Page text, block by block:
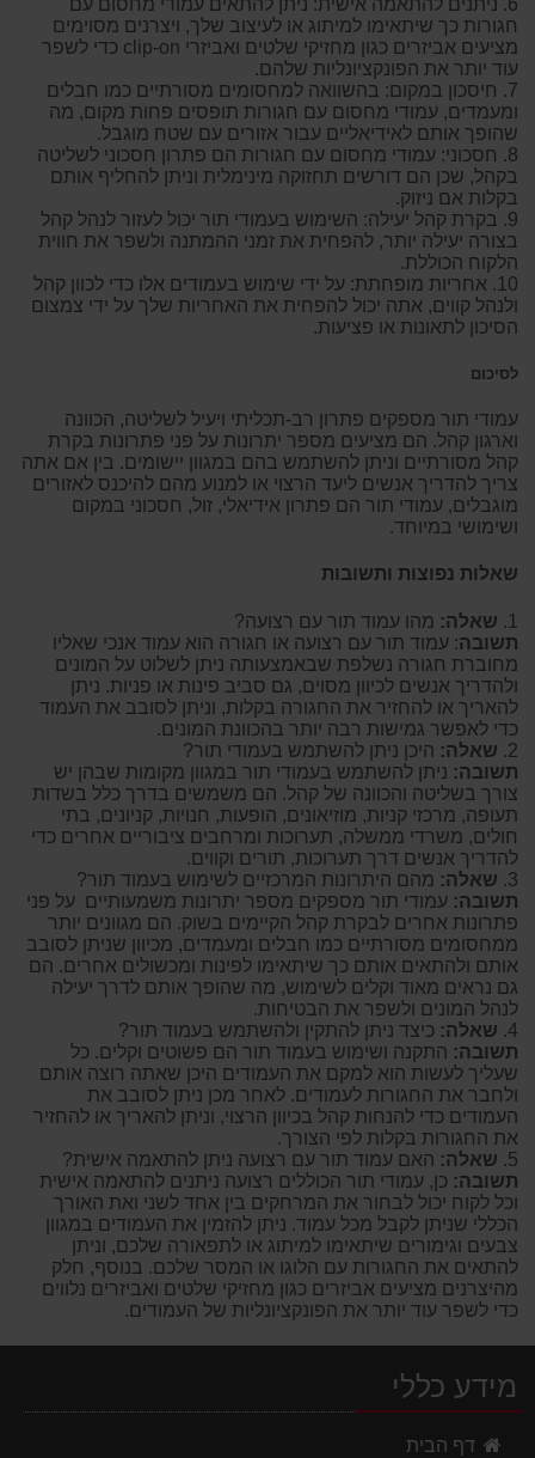
חגורות כך שיתאימו למיתוג או לעיצוב שלך, ויצרנים מסוימים
מציעים אביזרים כגון מחזיקי שלטים ואביזרי clip-on כדי לשפר
עוד יותר את הפונקציונליות שלהם.
7. חיסכון במקום: בהשוואה למחסומים מסורתיים כמו חבלים
ומעמדים, עמודי מחסום עם חגורות תופסים פחות מקום, מה
שהופך אותם לאידיאליים עבור אזורים עם שטח מוגבל.
8. חסכוני: עמודי מחסום עם חגורות הם פתרון חסכוני לשליטה
בקהל, שכן הם דורשים תחזוקה מינימלית וניתן להחליף אותם
בקלות אם ניזוק.
9. בקרת קהל יעילה: השימוש בעמודי תור יכול לעזור לנהל קהל
בצורה יעילה יותר, להפחית את זמני ההמתנה ולשפר את חווית
הלקוח הכוללת.
10. אחריות מופחתת: על ידי שימוש בעמודים אלו כדי לכוון קהל
ולנהל קווים, אתה יכול להפחית את האחריות שלך על ידי צמצום
הסיכון לתאונות או פציעות.
לסיכום
עמודי תור מספקים פתרון רב-תכליתי ויעיל לשליטה, הכוונה
וארגון קהל. הם מציעים מספר יתרונות על פני פתרונות בקרת
קהל מסורתיים וניתן להשתמש בהם במגוון יישומים. בין אם אתה
צריך להדריך אנשים ליעד הרצוי או למנוע מהם להיכנס לאזורים
מוגבלים, עמודי תור הם פתרון אידיאלי, זול, חסכוני במקום
ושימושי במיוחד.
שאלות נפוצות ותשובות
1. שאלה: מהו עמוד תור עם רצועה?
תשובה: עמוד תור עם רצועה או חגורה הוא עמוד אנכי שאליו
מחוברת חגורה נשלפת שבאמצעותה ניתן לשלוט על המונים
ולהדריך אנשים לכיוון מסוים, גם סביב פינות או פניות. ניתן
להאריך או להחזיר את החגורה בקלות, וניתן לסובב את העמוד
כדי לאפשר גמישות רבה יותר בהכוונת המונים.
2. שאלה: היכן ניתן להשתמש בעמודי תור?
תשובה: ניתן להשתמש בעמודי תור במגוון מקומות שבהן יש
צורך בשליטה והכוונה של קהל. הם משמשים בדרך כלל בשדות
תעופה, מרכזי קניות, מוזיאונים, הופעות, חנויות, קניונים, בתי
חולים, משרדי ממשלה, תערוכות ומרחבים ציבוריים אחרים כדי
להדריך אנשים דרך תערוכות, תורים וקווים.
3. שאלה: מהם היתרונות המרכזיים לשימוש בעמוד תור?
תשובה: עמודי תור מספקים מספר יתרונות משמעותיים על פני
פתרונות אחרים לבקרת קהל הקיימים בשוק. הם מגוונים יותר
ממחסומים מסורתיים כמו חבלים ומעמדים, מכיוון שניתן לסובב
אותם ולהתאים אותם כך שיתאימו לפינות ומכשולים אחרים. הם
גם נראים מאוד וקלים לשימוש, מה שהופך אותם לדרך יעילה
לנהל המונים ולשפר את הבטיחות.
4. שאלה: כיצד ניתן להתקין ולהשתמש בעמוד תור?
תשובה: התקנה ושימוש בעמוד תור הם פשוטים וקלים. כל
שעליך לעשות הוא למקם את העמודים היכן שאתה רוצה אותם
ולחבר את החגורות לעמודים. לאחר מכן ניתן לסובב את
העמודים כדי להנחות קהל בכיוון הרצוי, וניתן להאריך או להחזיר
את החגורות בקלות לפי הצורך.
5. שאלה: האם עמוד תור עם רצועה ניתן להתאמה אישית?
תשובה: כן, עמודי תור הכוללים רצועה ניתנים להתאמה אישית
וכל לקוח יכול לבחור את המרחקים בין אחד לשני ואת האורך
הכללי שניתן לקבל מכל עמוד. ניתן להזמין את העמודים במגוון
צבעים וגימורים שיתאימו למיתוג או לתפאורה שלכם, וניתן
להתאים את החגורות עם הלוגו או המסר שלכם. בנוסף, חלק
מהיצרנים מציעים אביזרים כגון מחזיקי שלטים ואביזרים נלווים
כדי לשפר עוד יותר את הפונקציונליות של העמודים.
מידע כללי
דף הבית